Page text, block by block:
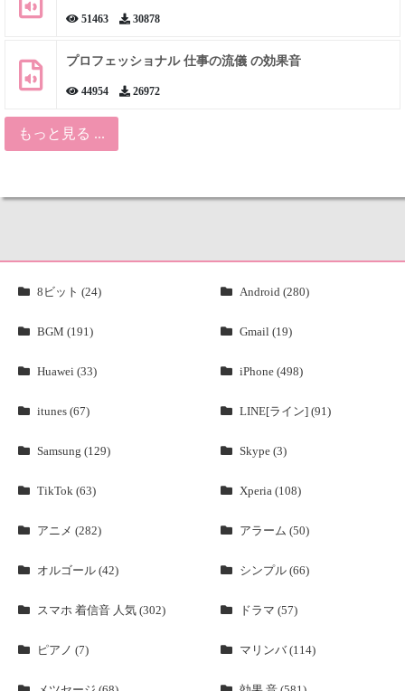
51463 30878
プロフェッショナル 仕事の流儀 の効果音
44954 26972
もっと見る ...
8ビット (24) Android (280)
BGM (191) Gmail (19)
Huawei (33) iPhone (498)
itunes (67) LINE[ライン] (91)
Samsung (129) Skype (3)
TikTok (63) Xperia (108)
アニメ (282) アラーム (50)
オルゴール (42) シンプル (66)
スマホ 着信音 人気 (302) ドラマ (57)
ピアノ (7) マリンバ (114)